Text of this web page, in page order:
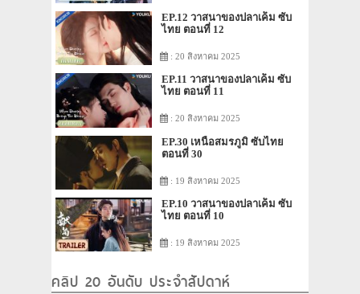
EP.12 วาสนาของปลาเค็ม ซับ
ไทย ตอนที่ 12
: 20 สิงหาคม 2025
EP.11 วาสนาของปลาเค็ม ซับ
ไทย ตอนที่ 11
: 20 สิงหาคม 2025
EP.30 เหนือสมรภูมิ ซับไทย
ตอนที่ 30
: 19 สิงหาคม 2025
EP.10 วาสนาของปลาเค็ม ซับ
ไทย ตอนที่ 10
: 19 สิงหาคม 2025
คลิป 20 อันดับ ประจำสัปดาห์